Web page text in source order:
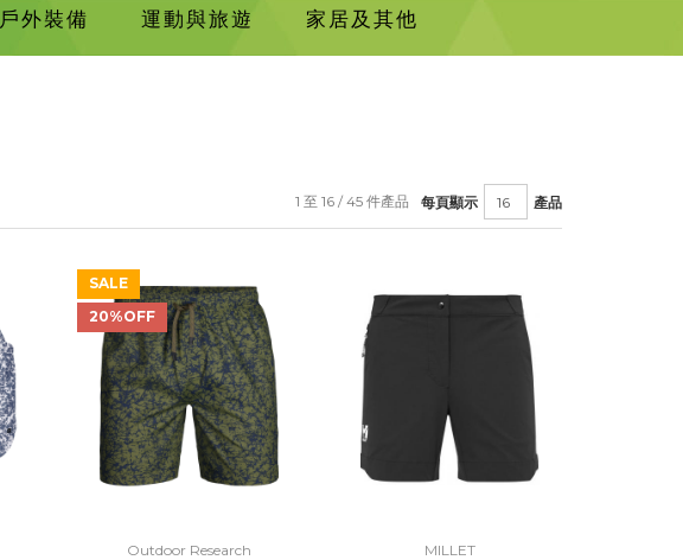
戶外裝備 運動與旅遊 家居及其他
每頁顯示 產品
1 至 16 / 45 件產品
SALE
20%OFF
Outdoor Research MILLET